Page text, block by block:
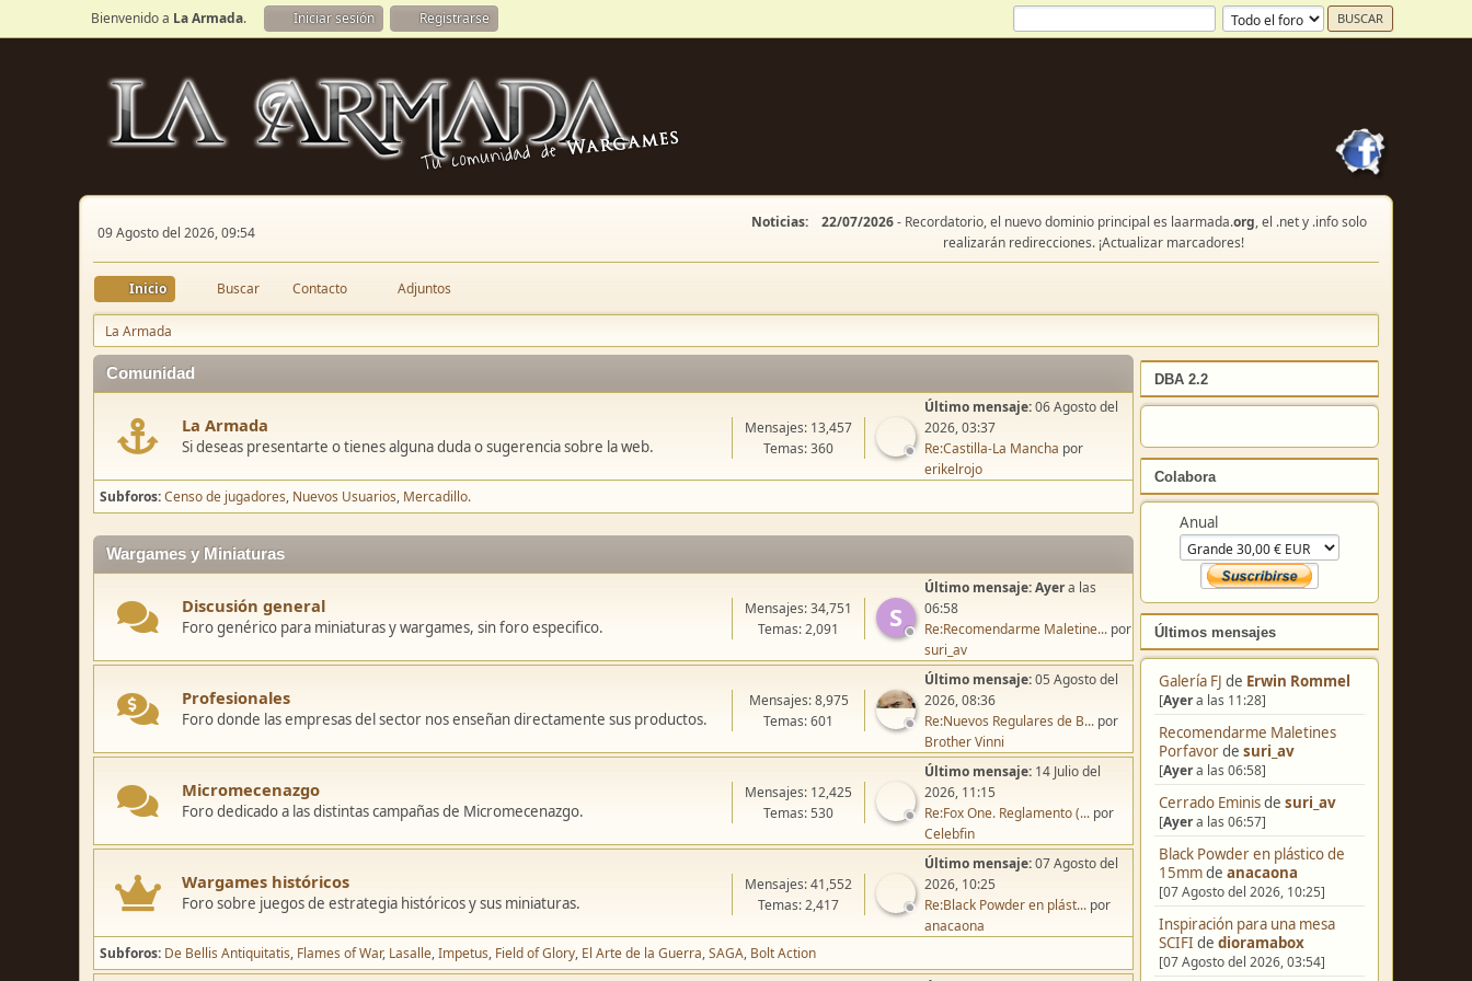
Bienvenido a La Armada. Iniciar sesión Registrarse
09 Agosto del 2026, 09:54
Noticias: 22/07/2026- Recordatorio, el nuevo dominio principal es laarmada.org, el .net y .info solo
realizarán redirecciones. ¡Actualizar marcadores!
Inicio Buscar Contacto Adjuntos
La Armada
DBA 2.2
Colabora
Anual
Últimos mensajes
Galería FJ deErwin Rommel
[Ayer a las 11:28]
Recomendarme Maletines
Porfavordesuri_av
[Ayera las 06:58]
Cerrado Eminisdesuri_av
[Ayera las 06:57]
Black Powder en plástico de
15mmdeanacaona
[07 Agosto del 2026, 10:25]
Comunidad
La Armada
Si deseas presentarte o tienes alguna duda o sugerencia sobre la web.
Mensajes: 13,457
Temas: 360
Último mensaje:06 Agosto del
2026, 03:37
Re:Castilla-La Mancha por
erikelrojo
Subforos Censo de jugadores Nuevos Usuarios Mercadillo.
Wargames y Miniaturas
S
Discusión general
Foro genérico para miniaturas y wargames, sin foro especifico.
Mensajes: 34,751
Temas: 2,091
Último mensaje:Ayera las
06:58
Re:Recomendarme Maletine... por
suri_av
Profesionales
Foro donde las empresas del sector nos enseñan directamente sus productos.
Mensajes: 8,975
Temas: 601
Último mensaje:05 Agosto del
2026, 08:36
Re:Nuevos Regulares de B... por
Brother Vinni
Micromecenazgo
Foro dedicado a las distintas campañas de Micromecenazgo.
Mensajes: 12,425
Temas: 530
Último mensaje: 14 Julio del
2026, 11:15
Re:Fox One. Reglamento (... por
Celebfin
Wargames históricos
Foro sobre juegos de estrategia históricos y sus miniaturas.
Mensajes: 41,552
Temas: 2,417
Último mensaje:07 Agosto del
2026, 10:25
Re:Black Powder en plást... por
anacaona
Subforos De Bellis Antiquitatis Flames of War Lasalle Impetus Field of Glory El Arte de la Guerra SAGA Bolt Action